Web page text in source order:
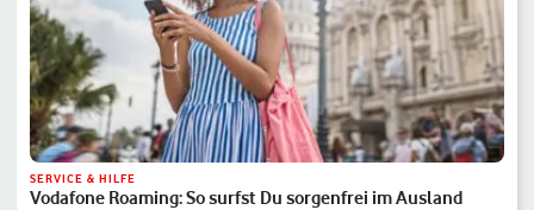
SERVICE & HILFE
Vodafone Roaming: So surfst Du sorgenfrei im Ausland